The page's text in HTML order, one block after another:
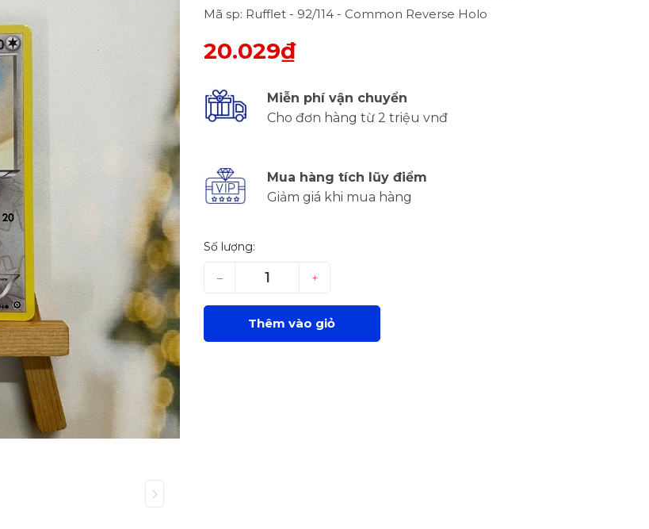
Mã sp: Rufflet - 92/114 - Common Reverse Holo
20.029₫
Miễn phí vận chuyển
Cho đơn hàng từ 2 triệu vnđ
Mua hàng tích lũy điểm
Giảm giá khi mua hàng
Số lượng:
– +
Thêm vào giỏ